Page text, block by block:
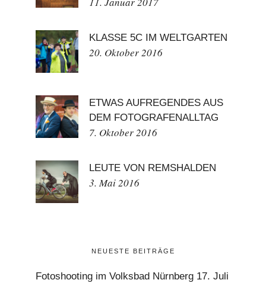
KLASSE 5C IM WELTGARTEN
20. Oktober 2016
ETWAS AUFREGENDES AUS
DEM FOTOGRAFENALLTAG
7. Oktober 2016
LEUTE VON REMSHALDEN
3. Mai 2016
NEUESTE BEITRÄGE
Fotoshooting im Volksbad Nürnberg 17. Juli